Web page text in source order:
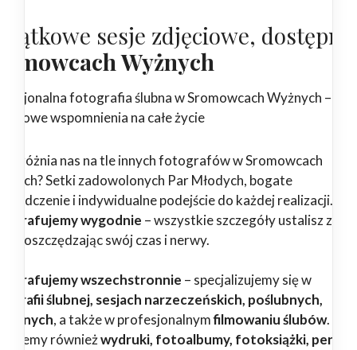
sesje zdjęciowe,
Wyżnych
fotografia ślubna w Sromowcach Wyżnych –
wspomnienia na całe życie
wyróżnia nas na tle innych fotografów w Sromowcach
Setki zadowolonych Par Młodych, bogate
i indywidualne podejście do każdej realizacji.
wygodnie – wszystkie szczegóły ustalisz z
oszczędzając swój czas i nerwy.
wszechstronnie – specjalizujemy się w
ślubnej, sesjach narzeczeńskich, poślubnych,
, a także w profesjonalnymfilmowaniu ślubów.
równieżwydruki, fotoalbumy, fotoksiążki,